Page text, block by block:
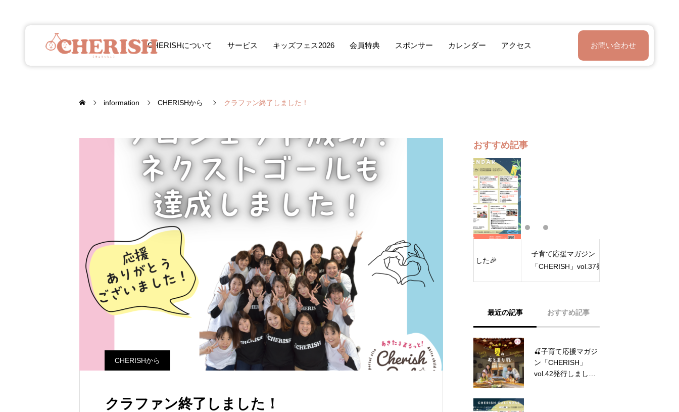
CHERISHについて サービス キッズフェス2026 会員特典 スポンサー カレンダー アクセス お問い合わせ
information CHERISHから クラファン終了しました！
CHERISHから
クラファン終了しました！
おすすめ記事
7月カレンダーUPしました🎉
子育て応援マガジン
「CHERISH」vol.37発行しまし
最近の記事 おすすめ記事
🍒子育て応援マガジ
ン「CHERISH」
vol.42発行しまし
7月カレンダーUPし